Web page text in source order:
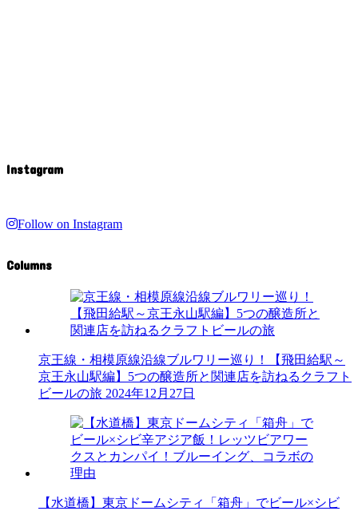
Instagram
Follow on Instagram
Columns
京王線・相模原線沿線ブルワリー巡り！【飛田給駅～
京王永山駅編】5つの醸造所と関連店を訪ねるクラフト
ビールの旅 2024年12月27日
【水道橋】東京ドームシティ「箱舟」でビール×シビ